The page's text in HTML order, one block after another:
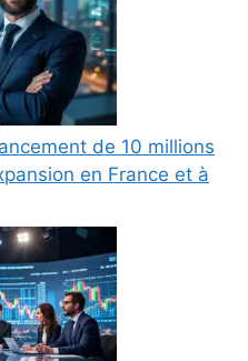
de 10 millions
en France et à